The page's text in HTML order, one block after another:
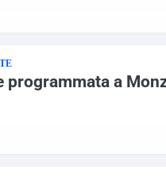
programmata a